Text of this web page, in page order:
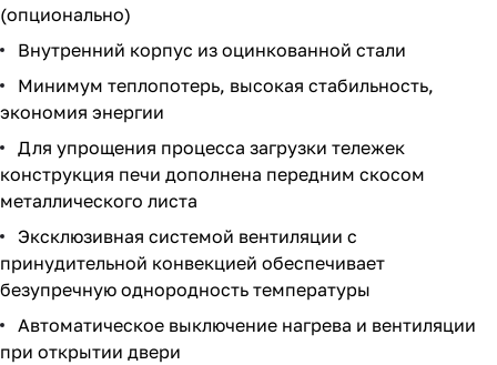
(опционально)
Внутренний корпус из оцинкованной стали
Минимум теплопотерь, высокая стабильность,
экономия энергии
Для упрощения процесса загрузки тележек
конструкция печи дополнена передним скосом
металлического листа
Эксклюзивная системой вентиляции с
принудительной конвекцией обеспечивает
безупречную однородность температуры
Автоматическое выключение нагрева и вентиляции
при открытии двери